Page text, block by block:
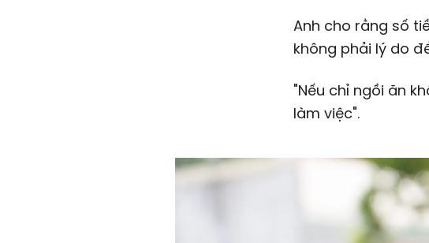
Anh cho rằng số
không phải lý do
"Nếu chỉ ngồi ăn
làm việc".